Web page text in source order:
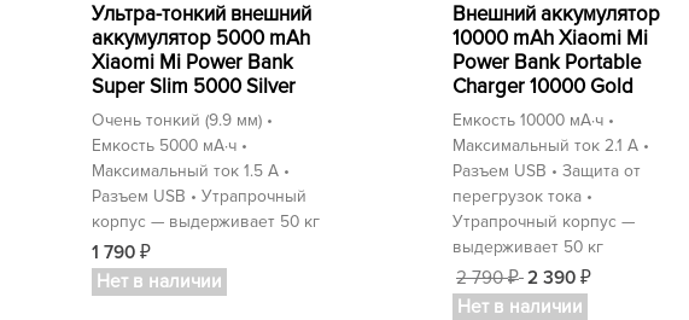
Ультра-тонкий внешний
аккумулятор 5000 mAh
Xiaomi Mi Power Bank
Super Slim 5000 Silver
Очень тонкий (9.9 мм) •
Емкость 5000 мА⋅ч •
Максимальный ток 1.5 А •
Разъем USB • Утрапрочный
корпус — выдерживает 50 кг
1 790 ₽
Нет в наличии
Внешний аккумулятор
10000 mAh Xiaomi Mi
Power Bank Portable
Charger 10000 Gold
Емкость 10000 мА⋅ч •
Максимальный ток 2.1 А •
Разъем USB • Защита от
перегрузок тока •
Утрапрочный корпус —
выдерживает 50 кг
2 790₽ 2 390 ₽
Нет в наличии